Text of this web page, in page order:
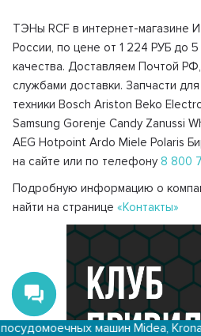
ТЭНы RCF в интернет-магазине
России, по цене от 1 224 РУБ до
качества. Доставляем Почтой
службами доставки. Запчасти
техники Bosch Ariston Beko
Samsung Gorenje Candy Zanussi
AEG Hotpoint Ardo Miele Polaris
на сайте или по телефону8 800
Подробную информацию о
найти на странице«Контакты»
машин Midea, Krona, Kaiser и др.